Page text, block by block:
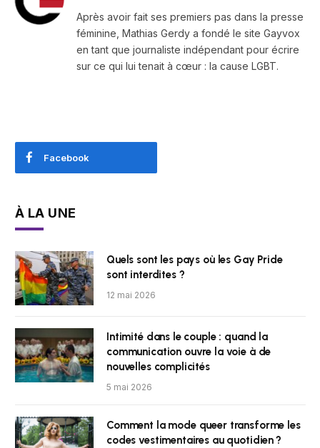
Après avoir fait ses premiers pas dans la presse
féminine, Mathias Gerdy a fondé le site Gayvox
en tant que journaliste indépendant pour écrire
sur ce qui lui tenait à cœur : la cause LGBT.
Facebook
À LA UNE
Quels sont les pays où les Gay Pride
sont interdites ?
12 mai 2026
Intimité dans le couple : quand la
communication ouvre la voie à de
nouvelles complicités
5 mai 2026
Comment la mode queer transforme les
codes vestimentaires au quotidien ?